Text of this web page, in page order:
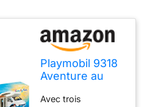
Playmobil 9318
Aventure au
Family Fun -
Avec trois